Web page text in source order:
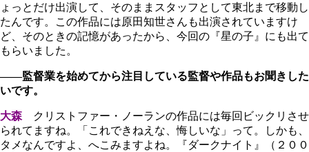
ょっとだけ出演して、そのままスタッフとして東北まで移動し
たんです。この作品には原田知世さんも出演されていますけ
ど、そのときの記憶があったから、今回の『星の子』にも出て
もらいました。
――監督業を始めてから注目している監督や作品もお聞きした
いです。
大森 クリストファー・ノーランの作品には毎回ビックリさせ
られてますね。「これできねえな、悔しいな」って。しかも、
タメなんですよ、へこみますよね。『ダークナイト』（２００